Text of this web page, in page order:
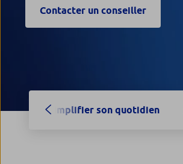
Contacter un conseiller
Simplifier son quotidien